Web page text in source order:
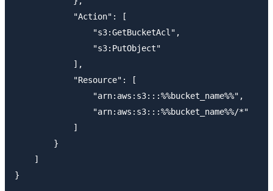
            "Action": [
                "s3:GetBucketAcl",
                "s3:PutObject"
            ],
            "Resource": [
                "arn:aws:s3:::%%bucket_name%%",
                "arn:aws:s3:::%%bucket_name%%/*"
            ]
        }
    ]